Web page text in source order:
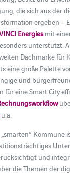
die sich aus der
ergeben –
VINCI Energiesmit
unterstützt.
Dachmarke für
eine große Palette
und
für eine Smart City
u.a.
Kommune
und
die Themen der